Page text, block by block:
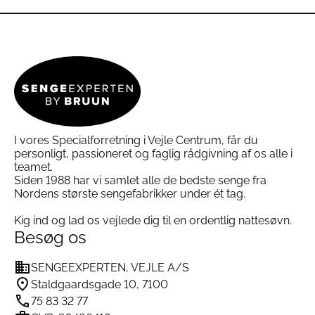
Vævning: 300 TC – satinvævning for luksuriøs
pudebetræk
Vaskeanvisning: Maskinvask ved 40–60°C, tåler
tørretumbler, ingen skyllemiddel
Produktion: Dansk systue
Levering: Sæt med dyne- og pudebetræk (2
pudebetræk ved dobbeltdyne)
Ofte stillede spørgsmål om Sx One Forest
Hvad gør bomuldssatin særligt?
Bomuldssatin er vævet af fine bomuldstråde i en
glansfuldt sammenlignet med almindelig bomuld.
Hvordan vasker jeg bedst sengetøjet?
Vi anbefaler vask ved 40°C for at forlænge
stoffets levetid. Det kan vaskes ved 60°C, hvis du
har
Mulighederne
kan
vælges
på
varesiden
flere
I vores Specialforretning i Vejle Centrum, får du
personligt, passioneret og faglig rådgivning af os alle i
teamet.
Siden 1988 har vi samlet alle de bedste senge fra
Nordens største sengefabrikker under ét tag.
Kig ind og lad os vejlede dig til en ordentlig nattesøvn.
Besøg os
SENGEEXPERTEN, VEJLE A/S
Staldgaardsgade 10, 7100
75 83 32 77